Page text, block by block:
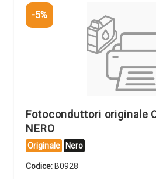
-5%
Fotoconduttori originale
NERO
Originale Nero
Codice: B0928